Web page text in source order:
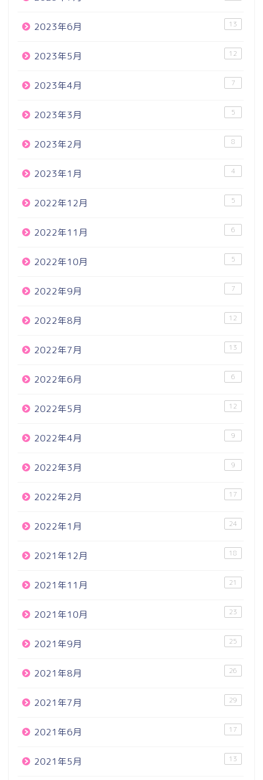
2023年6月 13
2023年5月 12
2023年4月 7
2023年3月 5
2023年2月 8
2023年1月 4
2022年12月 5
2022年11月 6
2022年10月 5
2022年9月 7
2022年8月 12
2022年7月 13
2022年6月 6
2022年5月 12
2022年4月 9
2022年3月 9
2022年2月 17
2022年1月 24
2021年12月 18
2021年11月 21
2021年10月 23
2021年9月 25
2021年8月 26
2021年7月 29
2021年6月 17
2021年5月 13